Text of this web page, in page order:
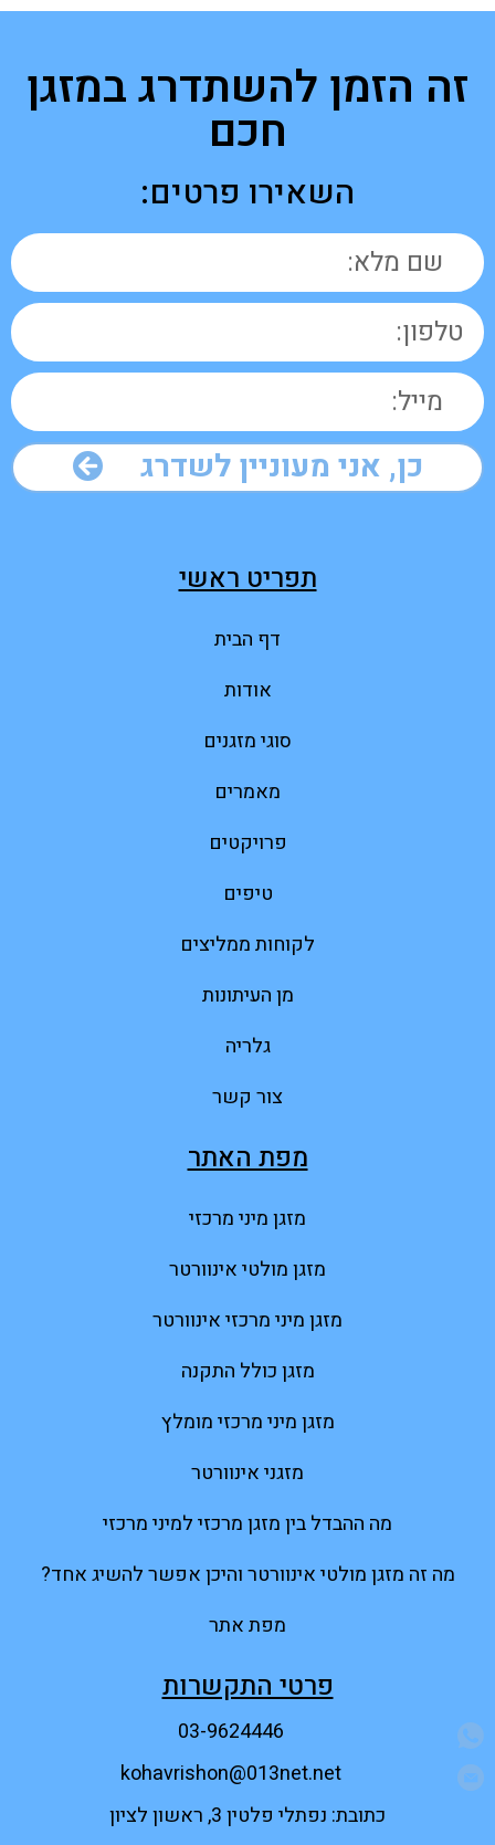
זה הזמן להשתדרג במזגן
חכם
השאירו פרטים:
כן, אני מעוניין לשדרג
תפריט ראשי
דף הבית
אודות
סוגי מזגנים
מאמרים
פרויקטים
טיפים
לקוחות ממליצים
מן העיתונות
גלריה
צור קשר
מפת האתר
מזגן מיני מרכזי
מזגן מולטי אינוורטר
מזגן מיני מרכזי אינוורטר
מזגן כולל התקנה
מזגן מיני מרכזי מומלץ
מזגני אינוורטר
מה ההבדל בין מזגן מרכזי למיני מרכזי
מה זה מזגן מולטי אינוורטר והיכן אפשר להשיג אחד?
מפת אתר
פרטי התקשרות
03-9624446
kohavrishon@013net.net
כתובת: נפתלי פלטין 3, ראשון לציון